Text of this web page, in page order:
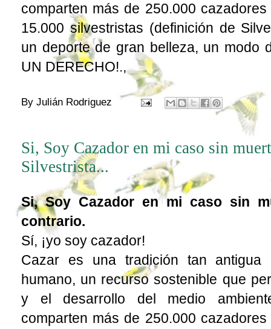
comparten más de 250.000
15.000 silvestristas (definición de
un deporte de gran belleza, un modo
UN DERECHO!.,
By Julián Rodriguez
Si, Soy Cazador en mi caso sin
Silvestrista...
Si, Soy Cazador en mi caso sin
contrario.
Sí, ¡yo soy cazador!
Cazar es una tradición tan
humano, un recurso sostenible que
y el desarrollo del medio
comparten más de 250.000